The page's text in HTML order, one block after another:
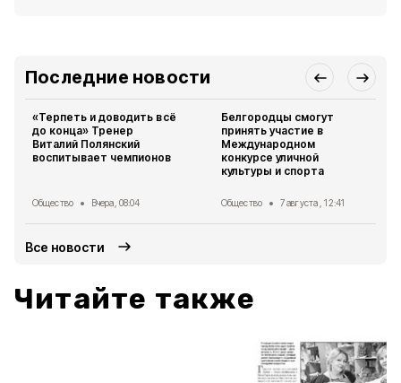
Последние новости
«Терпеть и доводить всё
до конца» Тренер
Виталий Полянский
воспитывает чемпионов
Общество Вчера, 08:04
Белгородцы смогут
принять участие в
Международном
конкурсе уличной
культуры и спорта
Общество 7 августа , 12:41
Все новости
Читайте также